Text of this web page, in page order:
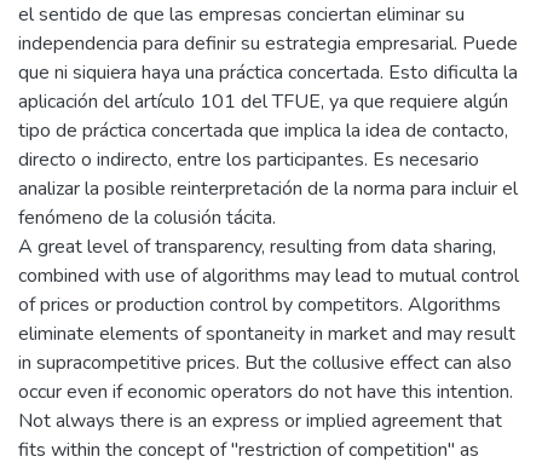
el sentido de que las empresas conciertan eliminar su
independencia para definir su estrategia empresarial. Puede
que ni siquiera haya una práctica concertada. Esto dificulta la
aplicación del artículo 101 del TFUE, ya que requiere algún
tipo de práctica concertada que implica la idea de contacto,
directo o indirecto, entre los participantes. Es necesario
analizar la posible reinterpretación de la norma para incluir el
fenómeno de la colusión tácita.
A great level of transparency, resulting from data sharing,
combined with use of algorithms may lead to mutual control
of prices or production control by competitors. Algorithms
eliminate elements of spontaneity in market and may result
in supracompetitive prices. But the collusive effect can also
occur even if economic operators do not have this intention.
Not always there is an express or implied agreement that
fits within the concept of "restriction of competition" as